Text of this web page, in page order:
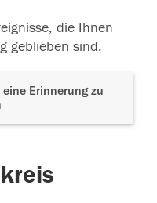
die Ihnen
geblieben sind.
Erinnerung zu